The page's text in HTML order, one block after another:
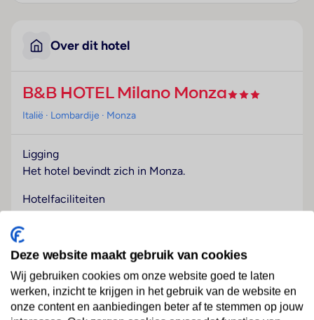
Over dit hotel
B&B HOTEL Milano Monza
Italië · Lombardije · Monza
Ligging
Het hotel bevindt zich in Monza.
Hotelfaciliteiten
over een lift. Het vriendelijke personeel aan de
receptie is graag bij alle vragen behulpzaam. Er zijn
winkels die tot rondneuzen en flaneren uitnodigen.
Kamers
Airconditioning en een verwarming zorgen voor een
Deze website maakt gebruik van cookies
Wij gebruiken cookies om onze website goed te laten
werken, inzicht te krijgen in het gebruik van de website en
onze content en aanbiedingen beter af te stemmen op jouw